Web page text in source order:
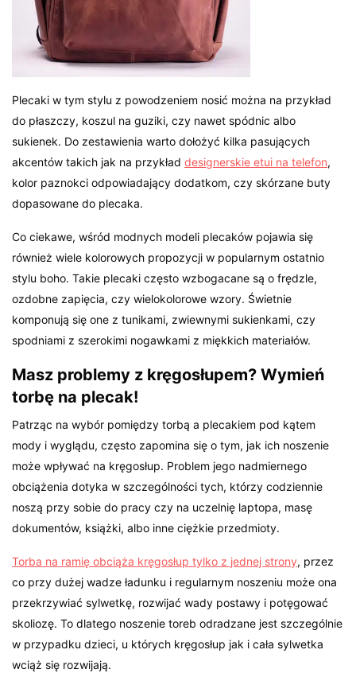
Plecaki w tym stylu z powodzeniem nosić można na przykład
do płaszczy, koszul na guziki, czy nawet spódnic albo
sukienek. Do zestawienia warto dołożyć kilka pasujących
akcentów takich jak na przykładdesignerskie etui na telefon,
kolor paznokci odpowiadający dodatkom, czy skórzane buty
dopasowane do plecaka.
Co ciekawe, wśród modnych modeli plecaków pojawia się
również wiele kolorowych propozycji w popularnym ostatnio
stylu boho. Takie plecaki często wzbogacane są o frędzle,
ozdobne zapięcia, czy wielokolorowe wzory. Świetnie
komponują się one z tunikami, zwiewnymi sukienkami, czy
spodniami z szerokimi nogawkami z miękkich materiałów.
Masz problemy z kręgosłupem? Wymień
torbę na plecak!
Patrząc na wybór pomiędzy torbą a plecakiem pod kątem
mody i wyglądu, często zapomina się o tym, jak ich noszenie
może wpływać na kręgosłup. Problem jego nadmiernego
obciążenia dotyka w szczególności tych, którzy codziennie
noszą przy sobie do pracy czy na uczelnię laptopa, masę
dokumentów, książki, albo inne ciężkie przedmioty.
Torba na ramię obciąża kręgosłup tylko z jednej strony, przez
co przy dużej wadze ładunku i regularnym noszeniu może ona
przekrzywiać sylwetkę, rozwijać wady postawy i potęgować
skoliozę. To dlatego noszenie toreb odradzane jest szczególnie
w przypadku dzieci, u których kręgosłup jak i cała sylwetka
wciąż się rozwijają.